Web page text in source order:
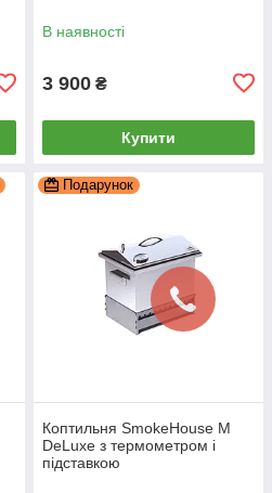
В наявності
3 900 ₴
Купити
Подарунок
Коптильня SmokeHouse M
DeLuxe з термометром і
підставкою